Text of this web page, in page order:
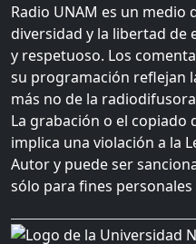
Radio UNAM es un medio
diversidad y la libertad de
y respetuoso. Los
su programación reflejan
más no de la
La grabación o el copiado
implica una violación a la
Autor y puede ser
sólo para fines